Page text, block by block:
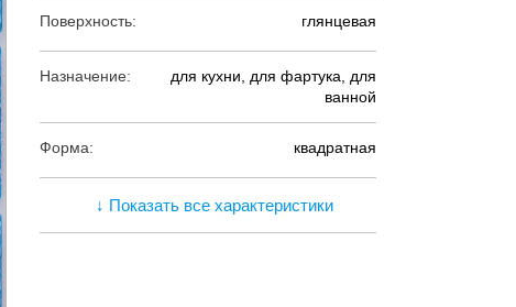
Поверхность: глянцевая
Назначение:
для кухни, для фартука, для
ванной
Форма: квадратная
↓ Показать все характеристики